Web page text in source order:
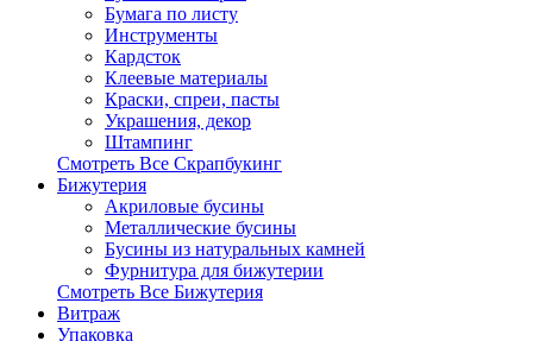
Бумага по листу
Инструменты
Кардсток
Клеевые материалы
Краски, спреи, пасты
Украшения, декор
Штампинг
Смотреть Все Скрапбукинг
Бижутерия
Акриловые бусины
Металлические бусины
Бусины из натуральных камней
Фурнитура для бижутерии
Смотреть Все Бижутерия
Витраж
Упаковка